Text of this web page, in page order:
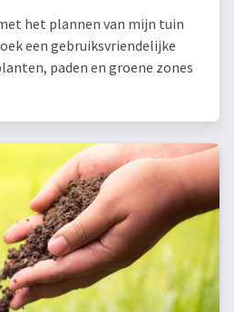
het plannen van mijn tuin
een gebruiksvriendelijke
paden en groene zones